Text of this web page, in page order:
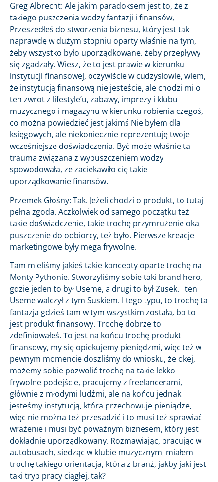
Greg Albrecht: Ale jakim paradoksem jest to, że z
takiego puszczenia wodzy fantazji i finansów,
Przeszedłeś do stworzenia biznesu, który jest tak
naprawdę w dużym stopniu oparty właśnie na tym,
żeby wszystko było uporządkowane, żeby przepływy
się zgadzały. Wiesz, że to jest prawie w kierunku
instytucji finansowej, oczywiście w cudzysłowie, wiem,
że instytucją finansową nie jesteście, ale chodzi mi o
ten zwrot z lifestyle’u, zabawy, imprezy i klubu
muzycznego i magazynu w kierunku robienia czegoś,
co można powiedzieć jest jakimś Nie byłem dla
księgowych, ale niekoniecznie reprezentuję twoje
wcześniejsze doświadczenia. Być może właśnie ta
trauma związana z wypuszczeniem wodzy
spowodowała, że zaciekawiło cię takie
uporządkowanie finansów.
Przemek Głośny: Tak. Jeżeli chodzi o produkt, to tutaj
pełna zgoda. Aczkolwiek od samego początku też
takie doświadczenie, takie trochę przymrużenie oka,
puszczenie do odbiorcy, też było. Pierwsze kreacje
marketingowe były mega frywolne.
Tam mieliśmy jakieś takie koncepty oparte trochę na
Monty Pythonie. Stworzyliśmy sobie taki brand hero,
gdzie jeden to był Useme, a drugi to był Zusek. I ten
Useme walczył z tym Suskiem. I tego typu, to trochę ta
fantazja gdzieś tam w tym wszystkim została, bo to
jest produkt finansowy. Trochę dobrze to
zdefiniowałeś. To jest na końcu trochę produkt
finansowy, my się opiekujemy pieniędzmi, więc też w
pewnym momencie doszliśmy do wniosku, że okej,
możemy sobie pozwolić trochę na takie lekko
frywolne podejście, pracujemy z freelancerami,
głównie z młodymi ludźmi, ale na końcu jednak
jesteśmy instytucją, która przechowuje pieniądze,
więc nie można też przesadzić i to musi też sprawiać
wrażenie i musi być poważnym biznesem, który jest
dokładnie uporządkowany. Rozmawiając, pracując w
autobusach, siedząc w klubie muzycznym, miałem
trochę takiego orientacja, która z branż, jakby jaki jest
taki tryb pracy ciągłej, tak?